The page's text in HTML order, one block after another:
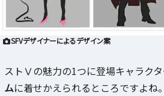
SFVデザイナーによるデザイン案
ストⅤの魅力の1つに登場キャラク
ムに着せかえられるところですよね。